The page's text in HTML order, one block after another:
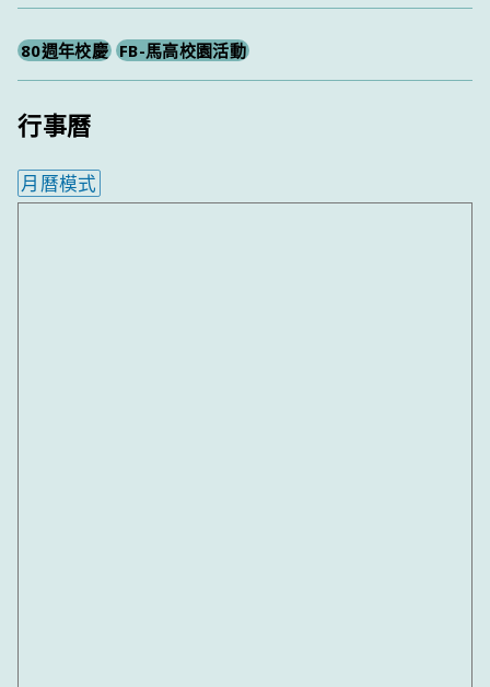
80週年校慶 FB-馬高校園活動
行事曆
月曆模式